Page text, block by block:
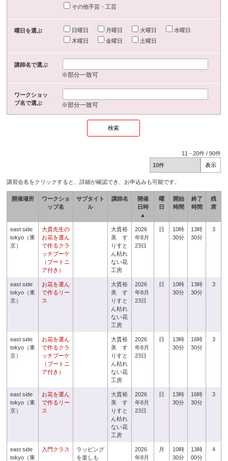
その他手芸・工芸
曜日を選ぶ 日曜日 月曜日 火曜日
水曜日
木曜日
金曜日 土曜日
講師名で選ぶ
※部分一致可
ワークショッ
プ名で選ぶ
※部分一致可
11 -20件 /90件
講習会名をクリックすると、詳細が確認でき、お申込みも可能です。
開催場所
ワークショ
ップ名
サブタイト
ル
講師名
開催
日時
▲
曜
日
開始
時間
終了
時間
残
席
east side
tokyo（東
京）
大貫先生の
お花を選ん
で作るクラ
ッチブーケ
（ブートニ
ア付き）
大貫裕
美 す
りすと
ん枯れ
ない花
工房
2026
年8月
23日
日
10時
30分
13時
30分
3
east side
tokyo（東
京）
お花を選ん
で作るリー
ス
大貫裕
美 す
りすと
ん枯れ
ない花
工房
2026
年8月
23日
日
10時
30分
13時
30分
3
east side
tokyo（東
京）
お花を選ん
で作るクラ
ッチブーケ
（ブートニ
ア付き）
大貫裕
美 す
りすと
ん枯れ
ない花
工房
2026
年8月
23日
日
13時
30分
16時
30分
3
east side
tokyo（東
京）
お花を選ん
で作るリー
ス
大貫裕
美 す
りすと
ん枯れ
ない花
工房
2026
年8月
23日
日
13時
30分
16時
30分
3
east side
tokyo（東
入門クラス
ラッピング
を楽しも
2026
年8月
月
10時
30分
13時
00分
4